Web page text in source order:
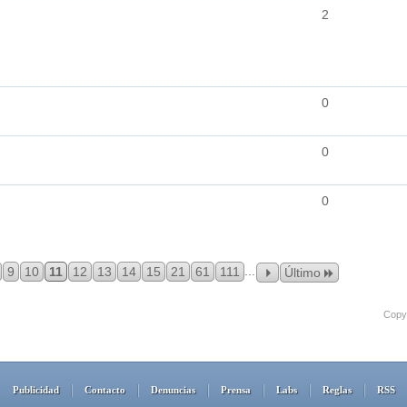
2
0
0
0
9 10 11 12 13 14 15 21 61 111 Último
Publicidad Contacto Denuncias Prensa Labs Reglas RSS